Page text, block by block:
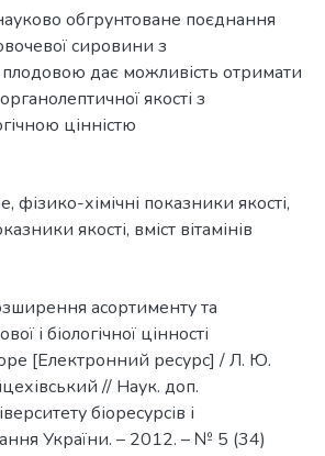
обгрунтоване поєднання
сировини з
дає можливість отримати
якості з
цінністю
, фізико-хімічні показники якості,
якості, вміст вітамінів
асортименту та
і біологічної цінності
[Електронний ресурс] / Л. Ю.
// Наук. доп.
біоресурсів і
України. – 2012. – № 5 (34)